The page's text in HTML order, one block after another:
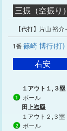
三振（空振り）
【代打】片山 裕
1番 篠崎 博行(打)
右安
１アウト１,３塁
1 ボール
田上盗塁
１アウト２,３塁
2 ボール